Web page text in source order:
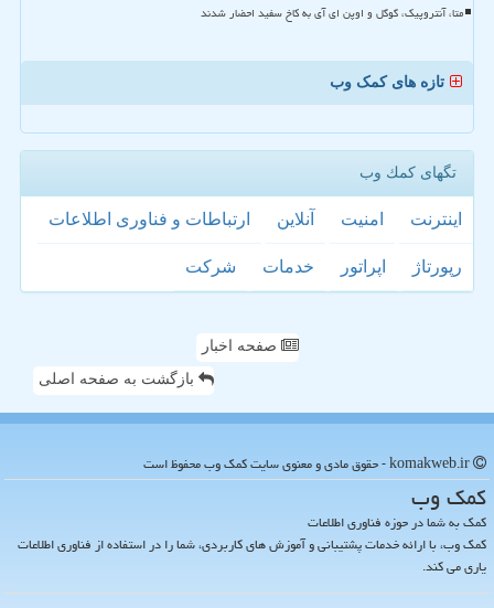
متا، آنتروپیک، گوگل و اوپن ای آی به کاخ سفید احضار شدند
تازه های کمک وب
تگهای كمك وب
اینترنت امنیت آنلاین ارتباطات و فناوری اطلاعات
رپورتاژ اپراتور خدمات شركت
صفحه اخبار
بازگشت به صفحه اصلی
كمك وب
کمک به شما در حوزه فناوری اطلاعات
کمک وب، با ارائه خدمات پشتیبانی و آموزش های کاربردی، شما را در استفاده از فناوری اطلاعات
یاری می کند.